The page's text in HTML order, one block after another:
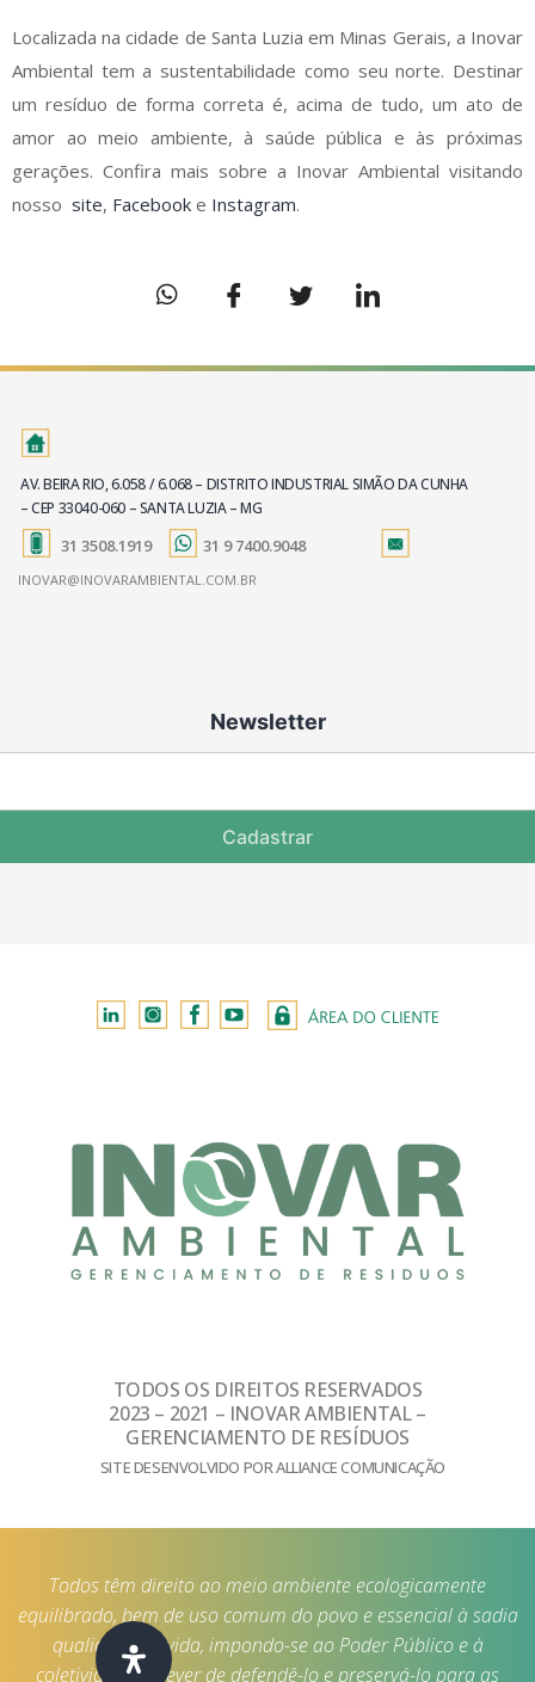
Localizada na cidade de Santa Luzia em Minas Gerais, a Inovar
Ambiental tem a sustentabilidade como seu norte. Destinar
um resíduo de forma correta é, acima de tudo, um ato de
amor ao meio ambiente, à saúde pública e às próximas
gerações. Confira mais sobre a Inovar Ambiental visitando
nosso site, Facebook e Instagram.
AV. BEIRA RIO, 6.058 / 6.068 – DISTRITO INDUSTRIAL SIMÃO DA CUNHA
– CEP 33040-060 – SANTA LUZIA – MG
31 3508.1919 31 9 7400.9048
INOVAR@INOVARAMBIENTAL.COM.BR
Newsletter
Cadastrar
TODOS OS DIREITOS RESERVADOS
2023 – 2021 – INOVAR AMBIENTAL –
GERENCIAMENTO DE RESÍDUOS
SITE DESENVOLVIDO POR ALLIANCE COMUNICAÇÃO
Todos têm direito ao meio ambiente ecologicamente
equilibrado, bem de uso comum do povo e essencial à sadia
qualidade de vida, impondo-se ao Poder Público e à
coletividade o dever de defendê-lo e preservá-lo para as